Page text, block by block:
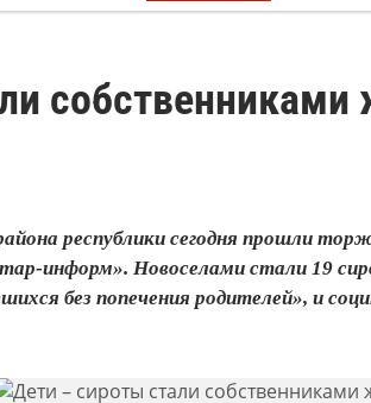
собственниками
республики сегодня прошли
информ». Новоселами стали 19
без попечения родителей», и